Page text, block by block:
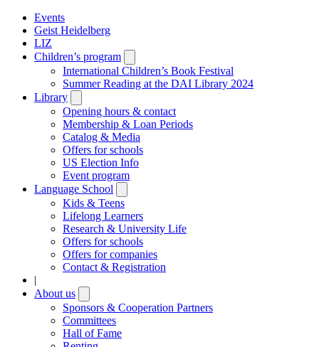
Events
Geist Heidelberg
LIZ
Children’s program
submenu
International Children’s Book Festival
Summer Reading at the DAI Library 2024
Library
submenu
Opening hours & contact
Membership & Loan Periods
Catalog & Media
Offers for schools
US Election Info
Event program
Language School
submenu
Kids & Teens
Lifelong Learners
Research & University Life
Offers for schools
Offers for companies
Contact & Registration
|
About us
submenu
Sponsors & Cooperation Partners
Committees
Hall of Fame